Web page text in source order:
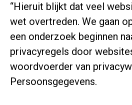
“Hieruit blijkt dat veel
wet overtreden. We gaan
een onderzoek beginnen
privacyregels door
woordvoerder van
Persoonsgegevens.